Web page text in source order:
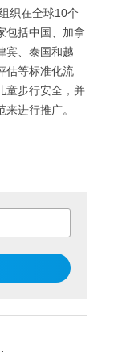
织在全球10个
包括中国、加拿
宾、泰国和越
估等标准化流
童步行安全，并
进行推广。